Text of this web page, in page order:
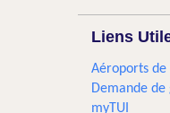
Liens
Aéroports
Demande de
myTUI